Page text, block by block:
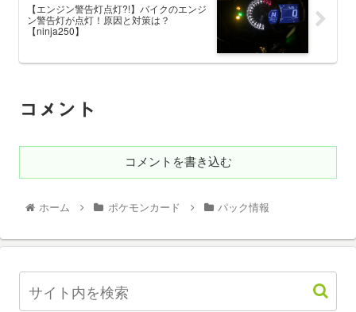
【エンジン警告灯点灯?!】バイクのエンジ
ン警告灯が点灯！原因と対策は？
【ninja250】
コメント
コメントを書き込む
ホーム ポケモンカード パック情報